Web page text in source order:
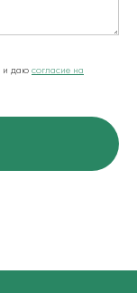
и даю согласие на